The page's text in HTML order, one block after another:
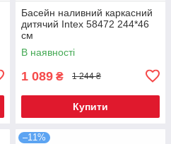
Басейн наливний каркасний
дитячий Intex 58472 244*46
см
В наявності
1 089 ₴ 1 244 ₴
Купити
–11%